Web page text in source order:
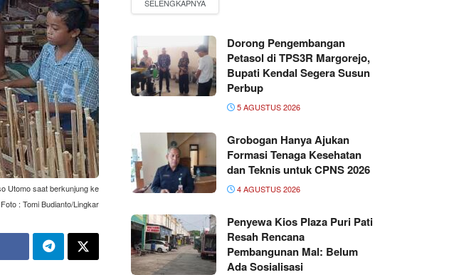
Utomo saat berkunjung ke
: Tomi Budianto/Lingkar
Dorong Pengembangan
Petasol di TPS3R Margorejo,
Bupati Kendal Segera Susun
Perbup
5 AGUSTUS 2026
Grobogan Hanya Ajukan
Formasi Tenaga Kesehatan
dan Teknis untuk CPNS 2026
4 AGUSTUS 2026
Penyewa Kios Plaza Puri Pati
Resah Rencana
Pembangunan Mal: Belum
Ada Sosialisasi